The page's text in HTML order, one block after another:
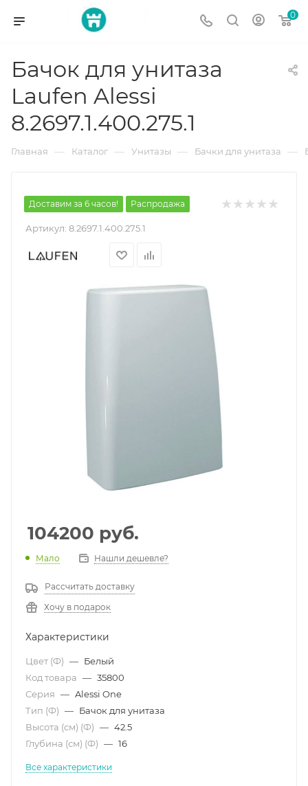
0
Бачок для унитаза
Laufen Alessi
8.2697.1.400.275.1
Главная — Каталог — Унитазы — Бачки для унитаза —
Доставим за 6 часов! Распродажа
Артикул: 8.2697.1.400.275.1
104200 руб.
Мало Нашли дешевле?
Рассчитать доставку
Хочу в подарок
Характеристики
Цвет (Ф) — Белый
Код товара — 35800
Серия — Alessi One
Тип (Ф) — Бачок для унитаза
Высота (см) (Ф) — 42.5
Глубина (см) (Ф) — 16
Все характеристики